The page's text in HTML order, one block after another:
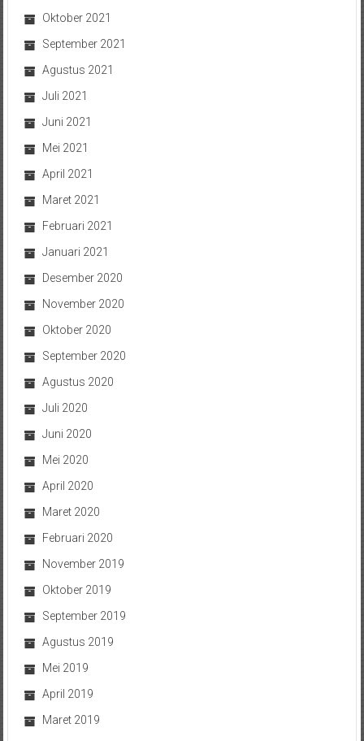
Oktober 2021
September 2021
Agustus 2021
Juli 2021
Juni 2021
Mei 2021
April 2021
Maret 2021
Februari 2021
Januari 2021
Desember 2020
November 2020
Oktober 2020
September 2020
Agustus 2020
Juli 2020
Juni 2020
Mei 2020
April 2020
Maret 2020
Februari 2020
November 2019
Oktober 2019
September 2019
Agustus 2019
Mei 2019
April 2019
Maret 2019